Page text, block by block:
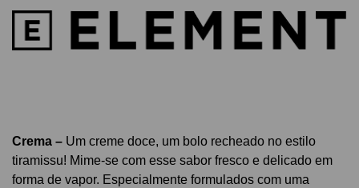
Crema – Um creme doce, um bolo recheado no estilo
tiramissu! Mime-se com esse sabor fresco e delicado em
forma de vapor. Especialmente formulados com uma